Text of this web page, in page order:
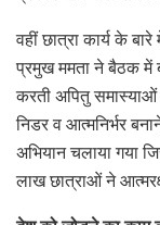
वहीं छात्रा कार्य के
प्रमुख ममता ने बैठक में
करती अपितु
निडर व आत्मनिर्भर
अभियान चलाया गया
लाख छात्राओं ने